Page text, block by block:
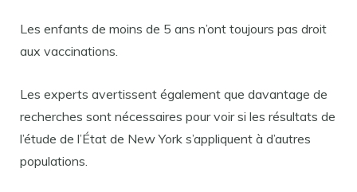
Les enfants de moins de 5 ans n’ont toujours pas droit
aux vaccinations.
Les experts avertissent également que davantage de
recherches sont nécessaires pour voir si les résultats de
l’étude de l’État de New York s’appliquent à d’autres
populations.